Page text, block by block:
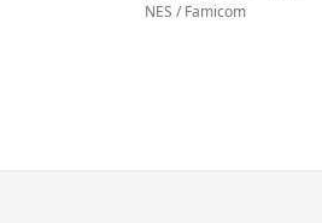
NES / Famicom